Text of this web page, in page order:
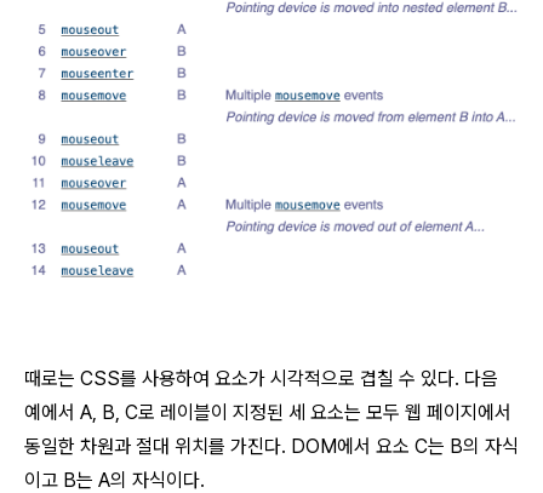
때로는 CSS를 사용하여 요소가 시각적으로 겹칠 수 있다. 다음
예에서 A, B, C로 레이블이 지정된 세 요소는 모두 웹 페이지에서
동일한 차원과 절대 위치를 가진다. DOM에서 요소 C는 B의 자식
이고 B는 A의 자식이다.